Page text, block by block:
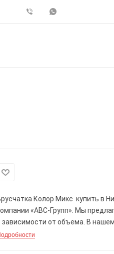
Колор Микс купить в
«АВС-Групп». Мы
зависимости от объема. В
все образцы.